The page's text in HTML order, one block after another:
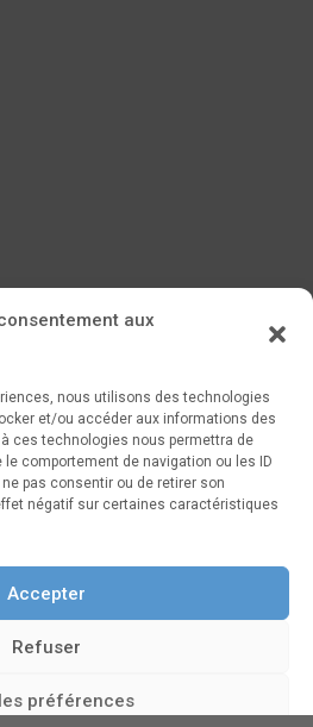
aux
nous utilisons des technologies
et/ou accéder aux informations des
ces technologies nous permettra de
comportement de navigation ou les ID
pas consentir ou de retirer son
négatif sur certaines caractéristiques
Accepter
Refuser
préférences
Chem. de l'Aubère, 13100 Aix-en-